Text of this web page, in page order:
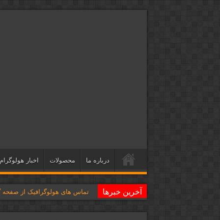
درباره ما محصولات اخبار هولوگرام
آخرین خبرها تماس های هولوگرافیک از صفحه